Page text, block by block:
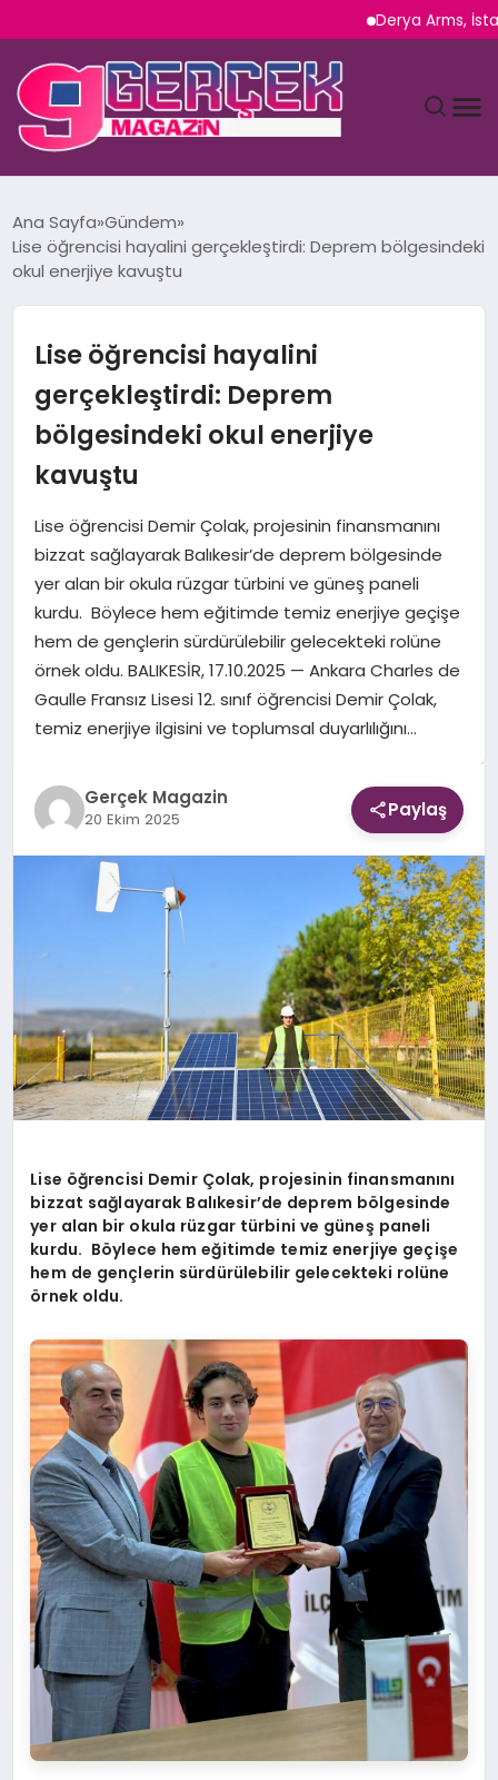
Derya Arms, İstanbul
YAŞAM
TEKNOLOJI
SAĞLIK
EKONOMI
DÜNYA
Ana Sayfa Gündem
Lise öğrencisi hayalini gerçekleştirdi: Deprem bölgesindeki
okul enerjiye kavuştu
Lise öğrencisi hayalini
gerçekleştirdi: Deprem
bölgesindeki okul enerjiye
kavuştu
Lise öğrencisi Demir Çolak, projesinin finansmanını
bizzat sağlayarak Balıkesir’de deprem bölgesinde
yer alan bir okula rüzgar türbini ve güneş paneli
kurdu. Böylece hem eğitimde temiz enerjiye geçişe
hem de gençlerin sürdürülebilir gelecekteki rolüne
örnek oldu. BALIKESİR, 17.10.2025 — Ankara Charles de
Gaulle Fransız Lisesi 12. sınıf öğrencisi Demir Çolak,
temiz enerjiye ilgisini ve toplumsal duyarlılığını…
Gerçek Magazin
20 Ekim 2025 Paylaş
Lise öğrencisi Demir Çolak, projesinin finansmanını
bizzat sağlayarak Balıkesir’de deprem bölgesinde
yer alan bir okula rüzgar türbini ve güneş paneli
kurdu. Böylece hem eğitimde temiz enerjiye geçişe
hem de gençlerin sürdürülebilir gelecekteki rolüne
örnek oldu.